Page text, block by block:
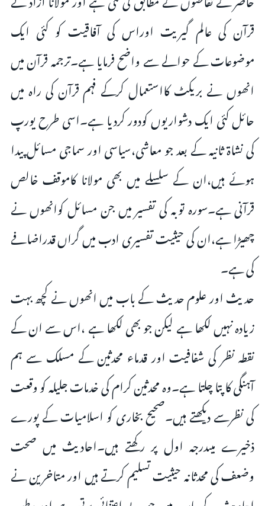
قرآن کی عالم گیریت اوراس کی آفاقیت کو کئی ایک
موضوعات کے حوالے سے واضح فرمایا ہے۔ترجمہ قرآن میں
انھوں نے بریکٹ کااستعمال کرکے فہم قرآن کی راہ میں
حائل کئی ایک دشواریوں کودور کردیا ہے۔اسی طرح یورپ
کی نشاۃ ثانیہ کے بعد جو معاشی،سیاسی اور سماجی مسائل پیدا
ہوئے ہیں،ان کے سلسلے میں بھی مولانا کاموقف خالص
قرآنی ہے۔سورہ توبہ کی تفسیر میں جن مسائل کوانھوں نے
چھیڑا ہے،ان کی حیثیت تفسیری ادب میں گراں قدراضافے
کی ہے۔
حدیث اور علوم حدیث کے باب میں انھوں نے کچھ بہت
زیادہ نہیں لکھا ہے لیکن جو بھی لکھا ہے ،اس سے ان کے
نقطہ نظر کی شفافیت اور قدماء محدثین کے مسلک سے ہم
آہنگی کا پتا چلتا ہے۔وہ محدثین کرام کی خدمات جلیلہ کو وقعت
کی نظرسے دیکھتے ہیں۔صحیح بخاری کو اسلامیات کے پورے
ذخیرے میںدرجہ اول پر رکھتے ہیں۔احادیث میں صحت
وضعف کی محدثانہ حیثیت تسلیم کرتے ہیں اور متاخرین نے